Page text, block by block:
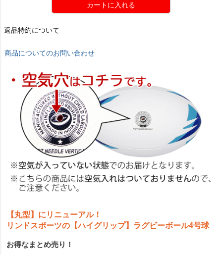
カートに入れる
返品特約について
商品についてのお問い合わせ
【丸型】にリニューアル！
リンドスポーツの【ハイグリップ】ラグビーボール4号球
お得なまとめ売り！